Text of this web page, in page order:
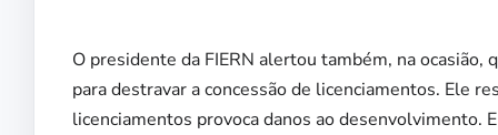
O presidente da FIERN alertou também, na ocasião,
para destravar a concessão de licenciamentos. Ele
licenciamentos provoca danos ao desenvolvimento.